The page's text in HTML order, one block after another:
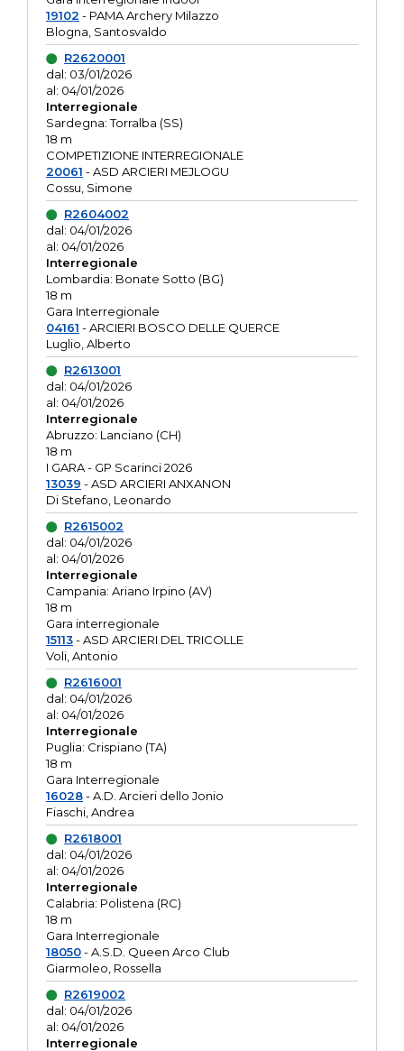
19102 - PAMA Archery Milazzo
Blogna, Santosvaldo
R2620001
dal: 03/01/2026
al: 04/01/2026
Interregionale
Sardegna: Torralba (SS)
18 m
COMPETIZIONE INTERREGIONALE
20061 - ASD ARCIERI MEJLOGU
Cossu, Simone
R2604002
dal: 04/01/2026
al: 04/01/2026
Interregionale
Lombardia: Bonate Sotto (BG)
18 m
Gara Interregionale
04161 - ARCIERI BOSCO DELLE QUERCE
Luglio, Alberto
R2613001
dal: 04/01/2026
al: 04/01/2026
Interregionale
Abruzzo: Lanciano (CH)
18 m
I GARA - GP Scarinci 2026
13039 - ASD ARCIERI ANXANON
Di Stefano, Leonardo
R2615002
dal: 04/01/2026
al: 04/01/2026
Interregionale
Campania: Ariano Irpino (AV)
18 m
Gara interregionale
15113- ASD ARCIERI DEL TRICOLLE
Voli, Antonio
R2616001
dal: 04/01/2026
al: 04/01/2026
Interregionale
Puglia: Crispiano (TA)
18 m
Gara Interregionale
16028- A.D. Arcieri dello Jonio
Fiaschi, Andrea
R2618001
dal: 04/01/2026
al: 04/01/2026
Interregionale
Calabria: Polistena (RC)
18 m
Gara Interregionale
18050- A.S.D. Queen Arco Club
Giarmoleo, Rossella
R2619002
dal: 04/01/2026
al: 04/01/2026
Interregionale